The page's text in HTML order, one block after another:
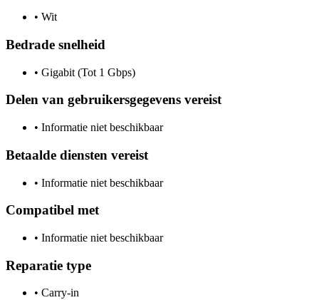
• Wit
Bedrade snelheid
• Gigabit (Tot 1 Gbps)
Delen van gebruikersgegevens vereist
• Informatie niet beschikbaar
Betaalde diensten vereist
• Informatie niet beschikbaar
Compatibel met
• Informatie niet beschikbaar
Reparatie type
• Carry-in